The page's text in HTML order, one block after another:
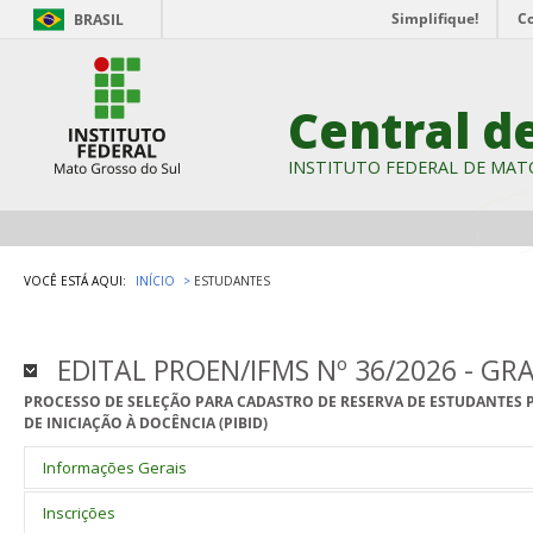
BRASIL Simplifique!
Central
INSTITUTO FEDERAL DE
VOCÊ ESTÁ AQUI: INÍCIO ESTUDANTES
EDITAL PROEN/IFMS Nº 36/2026 -
PROCESSO DE SELEÇÃO PARA CADASTRO DE RESERVA DE
DE INICIAÇÃO À DOCÊNCIA (PIBID)
Informações Gerais
1. DO PIBID
Inscrições